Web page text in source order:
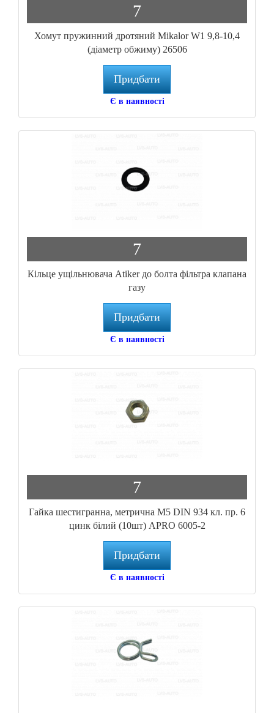
7
Хомут пружинний дротяний Mikalor W1 9,8-10,4
(діаметр обжиму) 26506
Придбати
Є в наявності
7
Кільце ущільнювача Atiker до болта фільтра клапана
газу
Придбати
Є в наявності
7
Гайка шестигранна, метрична М5 DIN 934 кл. пр. 6
цинк білий (10шт) APRO 6005-2
Придбати
Є в наявності